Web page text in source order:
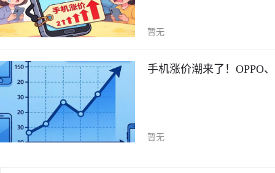
暂无
手机涨价潮来了！OPPO
暂无